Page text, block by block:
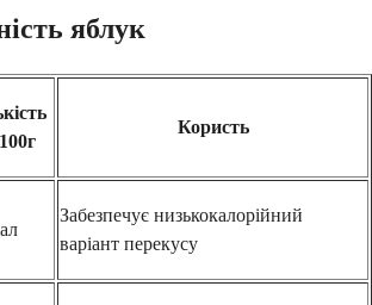
яблук
Користь
Забезпечує низькокалорійний
варіант перекусу